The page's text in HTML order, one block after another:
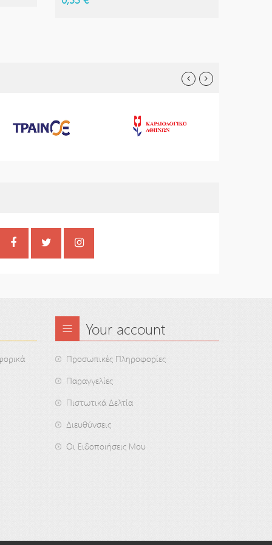
Your account
Προσωπικές Πληροφορίες
Παραγγελίες
Πιστωτικά Δελτία
Διευθύνσεις
Οι Ειδοποιήσεις Μου